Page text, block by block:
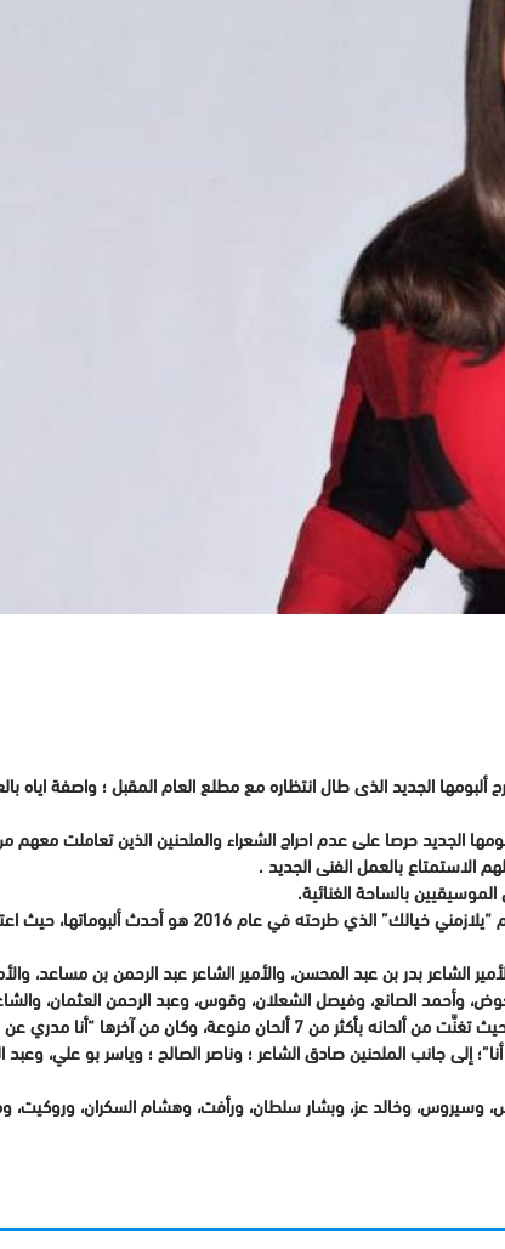
ألبومها الجديد الذى طال انتظاره مع مطلع العام المقبل ؛ واصفة اياه
الجديد حرصا على عدم احراج الشعراء والملحنين الذين تعاملت معهم
الاستمتاع بالعمل الفنى الجديد .
بالساحة الغنائية.
ويأتي الألبوم بعد غياب أكثر من 4 سنوات عن طرح الألبومات الغنائية؛ إذ كان ألبوم
الشاعر بدر بن عبد المحسن، والأمير الشاعر عبد الرحمن بن مساعد،
وأحمد الصانع، وفيصل الشعلان، وقوس، وعبد الرحمن العثمان،
أما بالنسبة للملحنين، فتجدِّد التعاون هذه المرة مع الملحن الموسيقار د. طلال، ، حيث تغنَّت من ألحانه بأكثر
إلى جانب الملحنين صادق الشاعر ؛ وناصر الصالح ؛ وياسر بو علي، وعبد
وخالد عز، وبشار سلطان، ورأفت، وهشام السكران، وروكيت،